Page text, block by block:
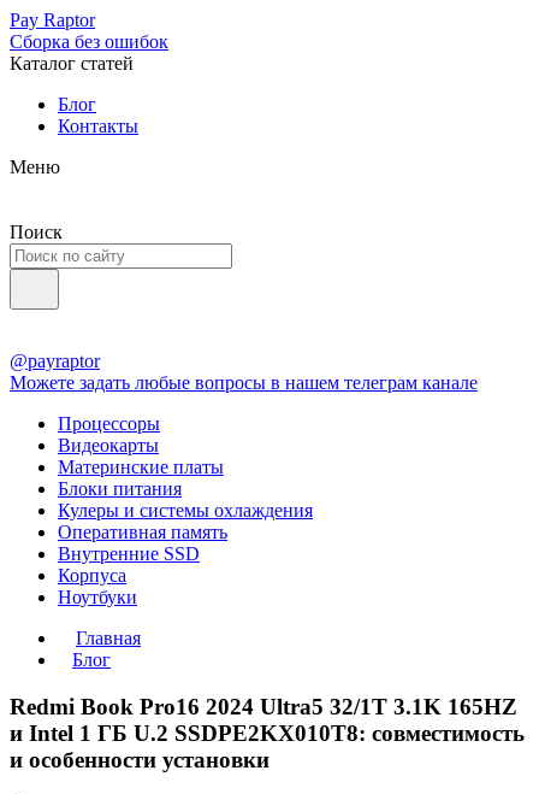
Pay Raptor
Сборка без ошибок
Каталог статей
Блог
Контакты
Меню
Поиск
@payraptor
Можете задать любые вопросы в нашем телеграм канале
Процессоры
Видеокарты
Материнские платы
Блоки питания
Кулеры и системы охлаждения
Оперативная память
Внутренние SSD
Корпуса
Ноутбуки
Главная
Блог
Redmi Book Pro16 2024 Ultra5 32/1T 3.1K 165HZ
и Intel 1 ГБ U.2 SSDPE2KX010T8: совместимость
и особенности установки